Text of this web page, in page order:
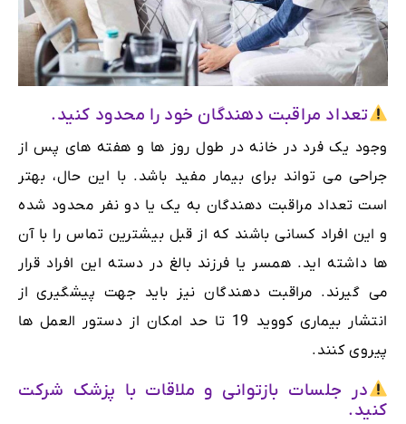
تعداد مراقبت دهندگان خود را محدود کنید.
وجود یک فرد در خانه در طول روز ها و هفته های پس از
جراحی می تواند برای بیمار مفید باشد. با این حال، بهتر
است تعداد مراقبت دهندگان به یک یا دو نفر محدود شده
و این افراد کسانی باشند که از قبل بیشترین تماس را با آن
ها داشته اید. همسر یا فرزند بالغ در دسته این افراد قرار
می گیرند. مراقبت دهندگان نیز باید جهت پیشگیری از
انتشار بیماری کووید 19 تا حد امکان از دستور العمل ها
پیروی کنند.
در جلسات بازتوانی و ملاقات با پزشک شرکت
کنید.